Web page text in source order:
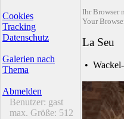
Cookies
Tracking
Datenschutz
Galerien nach
Thema
Abmelden
Benutzer: gast
max. Größe: 512
Ihr Browser
Your
La Seu
•